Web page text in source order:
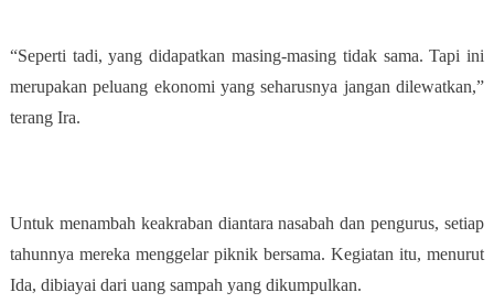
“Seperti tadi, yang didapatkan masing-masing tidak sama. Tapi ini
merupakan peluang ekonomi yang seharusnya jangan dilewatkan,”
terang Ira.
Untuk menambah keakraban diantara nasabah dan pengurus, setiap
tahunnya mereka menggelar piknik bersama. Kegiatan itu, menurut
Ida, dibiayai dari uang sampah yang dikumpulkan.